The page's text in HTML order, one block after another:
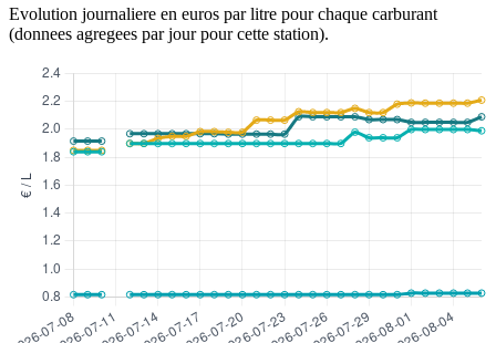
Evolution journaliere en euros par litre pour chaque carburant
(donnees agregees par jour pour cette station).